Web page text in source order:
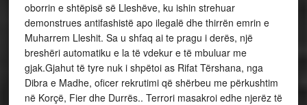
oborrin e shtëpisë së Lleshëve, ku ishin strehuar
demonstrues antifashistë apo ilegalë dhe thirrën emrin e
Muharrem Lleshit. Sa u shfaq ai te pragu i derës, një
breshëri automatiku e la të vdekur e të mbuluar me
gjak.Gjahut të tyre nuk i shpëtoi as Rifat Tërshana, nga
Dibra e Madhe, oficer rekrutimi që shërbeu me përkushtim
në Korçë, Fier dhe Durrës.. Terrori masakroi edhe njerëz të